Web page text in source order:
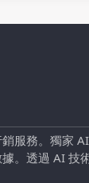
服務。獨家
。透過 AI